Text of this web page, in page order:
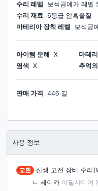
수리 레벨 보석공예가 레벨
수리 재료 6등급 암흑물질
마테리아 장착 레벨
보석공
아이템 분해 X 마테
염색
X 추억
판매 가격
446 길
사용 정보
교환
신생 고전 장비 수리(
ㄴ 세이카 이딜샤이어